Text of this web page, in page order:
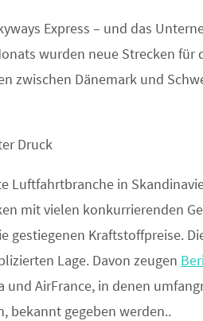
Express – und das
wurden neue Strecken für
zwischen Dänemark und
Druck
Luftfahrtbranche in
mit vielen konkurrierenden
gestiegenen Kraftstoffpreise.
Lage. Davon zeugen
AirFrance, in denen
bekannt gegeben werden..